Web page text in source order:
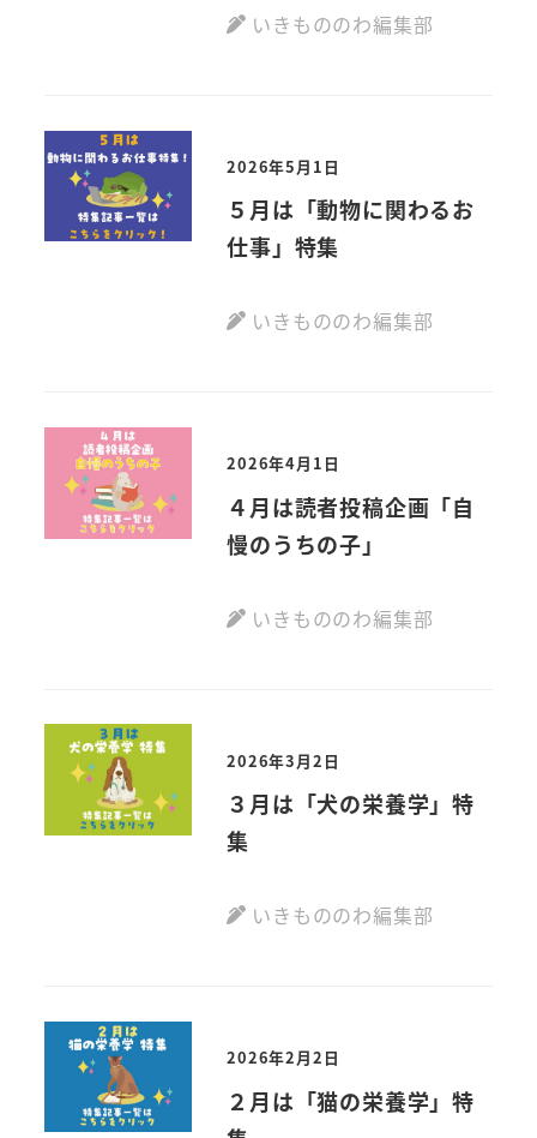
いきもののわ編集部
2026年5月1日
５月は「動物に関わるお
仕事」特集
いきもののわ編集部
2026年4月1日
４月は読者投稿企画「自
慢のうちの子」
いきもののわ編集部
2026年3月2日
３月は「犬の栄養学」特
集
いきもののわ編集部
2026年2月2日
２月は「猫の栄養学」特